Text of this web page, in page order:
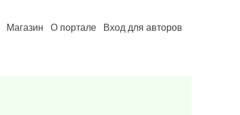
Магазин О портале Вход для авторов